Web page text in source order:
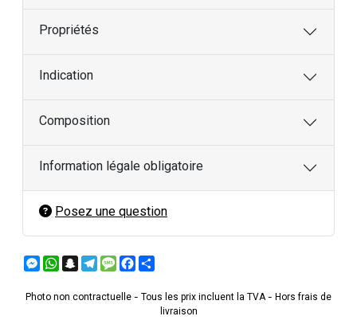
Propriétés
Indication
Composition
Information légale obligatoire
Posez une question
Messenger
WhatsApp
Snapchat
Telegram
MessageFacebook
Photo non contractuelle - Tous les prix incluent la TVA - Hors frais de
livraison